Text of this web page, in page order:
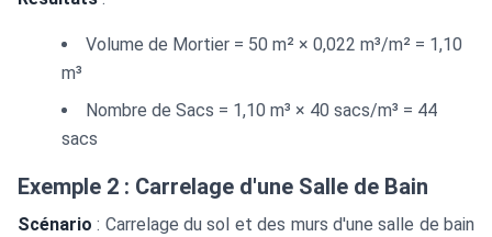
Volume de Mortier = 50 m² × 0,022 m³/m² = 1,10
m³
Nombre de Sacs = 1,10 m³ × 40 sacs/m³ = 44
sacs
Exemple 2 : Carrelage d'une Salle de Bain
Scénario : Carrelage du sol et des murs d'une salle de bain